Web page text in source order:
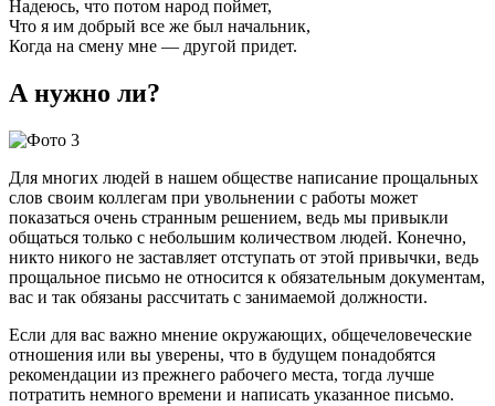
Надеюсь, что потом народ поймет,
Что я им добрый все же был начальник,
Когда на смену мне — другой придет.
А нужно ли?
Для многих людей в нашем обществе написание прощальных
слов своим коллегам при увольнении с работы может
показаться очень странным решением, ведь мы привыкли
общаться только с небольшим количеством людей. Конечно,
никто никого не заставляет отступать от этой привычки, ведь
прощальное письмо не относится к обязательным документам,
вас и так обязаны рассчитать с занимаемой должности.
Если для вас важно мнение окружающих, общечеловеческие
отношения или вы уверены, что в будущем понадобятся
рекомендации из прежнего рабочего места, тогда лучше
потратить немного времени и написать указанное письмо.